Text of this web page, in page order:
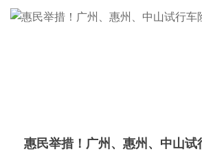
惠民举措！广州、惠州、中山试